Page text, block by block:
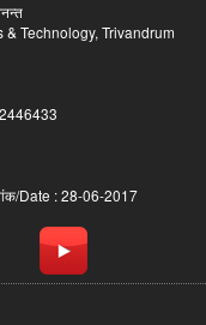
Technology, Trivandrum
Date : 28-06-2017